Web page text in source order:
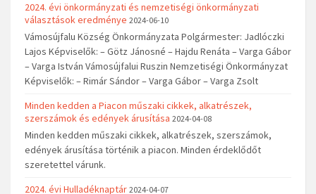
2024. évi önkormányzati és nemzetiségi önkormányzati
választások eredménye 2024-06-10
Vámosújfalu Község Önkormányzata Polgármester: Jadlóczki
Lajos Képviselők: – Götz Jánosné – Hajdu Renáta – Varga Gábor
– Varga István Vámosújfalui Ruszin Nemzetiségi Önkormányzat
Képviselők: – Rimár Sándor – Varga Gábor – Varga Zsolt
Minden kedden a Piacon műszaki cikkek, alkatrészek,
szerszámok és edények árusítása 2024-04-08
Minden kedden műszaki cikkek, alkatrészek, szerszámok,
edények árusítása történik a piacon. Minden érdeklődőt
szeretettel várunk.
2024. évi Hulladéknaptár 2024-04-07